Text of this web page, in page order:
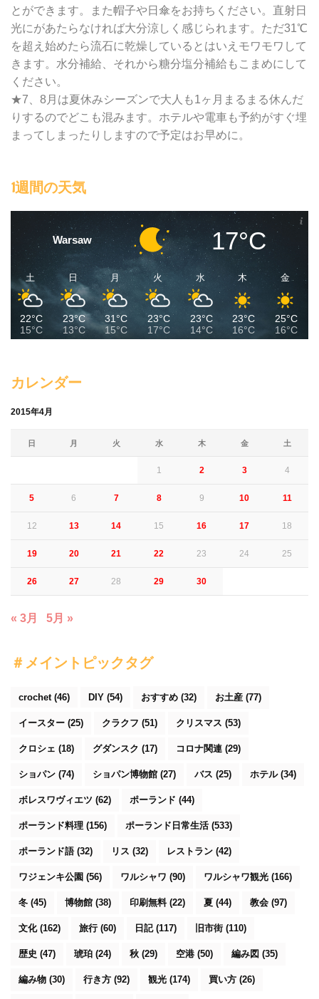
とができます。また帽子や日傘をお持ちください。直射日
光にがあたらなければ大分涼しく感じられます。ただ31℃
を超え始めたら流石に乾燥しているとはいえモワモワして
きます。水分補給、それから糖分塩分補給もこまめにして
ください。
★7、8月は夏休みシーズンで大人も1ヶ月まるまる休んだ
りするのでどこも混みます。ホテルや電車も予約がすぐ埋
まってしまったりしますので予定はお早めに。
1週間の天気
Warsaw 17°C
土
22°C
15°C
日
23°C
13°C
月
31°C
15°C
火
23°C
17°C
水
23°C
14°C
木
23°C
16°C
金
25°C
16°C
カレンダー
2015年4月
日 月 火 水 木 金 土
1 2 3 4
5 6 7 8 9 10 11
12 13 14 15 16 17 18
19 20 21 22 23 24 25
26 27 28 29 30
« 3月 5月 »
＃メイントピックタグ
crochet(46) DIY (54) おすすめ (32) お土産 (77)
イースター (25) クラクフ (51) クリスマス (53)
クロシェ (18) グダンスク (17) コロナ関連 (29)
ショパン (74) ショパン博物館 (27) バス (25) ホテル(34)
ボレスワヴィエツ (62) ポーランド (44)
ポーランド料理 (156) ポーランド日常生活(533)
ポーランド語(32) リス (32) レストラン (42)
ワジェンキ公園 (56) ワルシャワ (90) ワルシャワ観光 (166)
冬 (45) 博物館 (38) 印刷無料(22) 夏 (44) 教会 (97)
文化(162) 旅行 (60) 日記(117) 旧市街 (110)
歴史 (47) 琥珀 (24) 秋 (29) 空港 (50) 編み図 (35)
編み物 (30) 行き方 (92) 観光 (174) 買い方 (26)